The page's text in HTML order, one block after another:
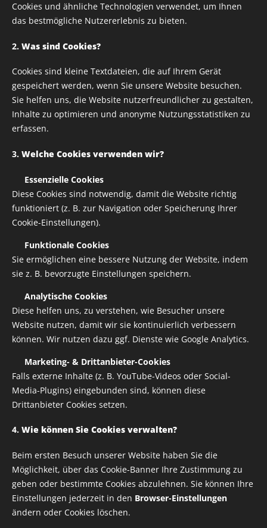
Rusty Helmets Halstuch 3-LÄNDERECK FARBEN ca. 40 cm
lang x 22 cm breit
5,00€
zzgl. Versandkosten 5,00 € / 1 stk.
Auf Lager
Cookies und ähnliche Technologien verwendet, um Ihnen
das bestmögliche Nutzererlebnis zu bieten.
2. Was sind Cookies?
Cookies sind kleine Textdateien, die auf Ihrem Gerät
gespeichert werden, wenn Sie unsere Website besuchen.
Sie helfen uns, die Website nutzerfreundlicher zu gestalten,
Inhalte zu optimieren und anonyme Nutzungsstatistiken zu
erfassen.
3. Welche Cookies verwenden wir?
Essenzielle Cookies
Diese Cookies sind notwendig, damit die Website richtig
funktioniert (z. B. zur Navigation oder Speicherung Ihrer
Cookie-Einstellungen).
Funktionale Cookies
Sie ermöglichen eine bessere Nutzung der Website, indem
sie z. B. bevorzugte Einstellungen speichern.
Analytische Cookies
Diese helfen uns, zu verstehen, wie Besucher unsere
Website nutzen, damit wir sie kontinuierlich verbessern
können. Wir nutzen dazu ggf. Dienste wie Google Analytics.
Marketing- & Drittanbieter-Cookies
Falls externe Inhalte (z. B. YouTube-Videos oder Social-
Media-Plugins) eingebunden sind, können diese
Drittanbieter Cookies setzen.
4. Wie können Sie Cookies verwalten?
Beim ersten Besuch unserer Website haben Sie die
Möglichkeit, über das Cookie-Banner Ihre Zustimmung zu
geben oder bestimmte Cookies abzulehnen. Sie können Ihre
Einstellungen jederzeit in den Browser-Einstellungen
ändern oder Cookies löschen.